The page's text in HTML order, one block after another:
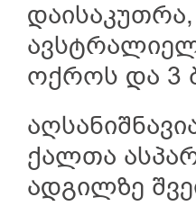
ოქროს და 3
ქალთა
ადგილზე